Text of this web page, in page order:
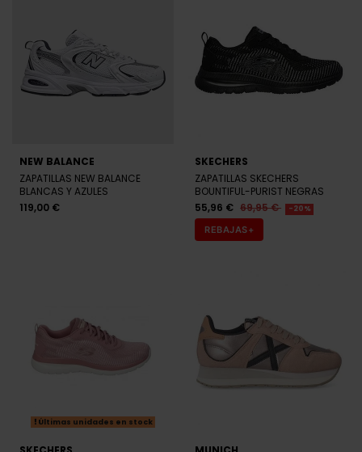
NEW BALANCE
ZAPATILLAS NEW BALANCE
BLANCAS Y AZULES
119,00 €
SKECHERS
ZAPATILLAS SKECHERS
BOUNTIFUL-PURIST NEGRAS
55,96 € 69,95 € -20%
REBAJAS+
Últimas unidades en stock